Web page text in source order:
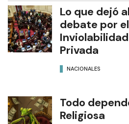
Lo que dejó
debate por
Privada
NACIONALES
Todo
Religiosa